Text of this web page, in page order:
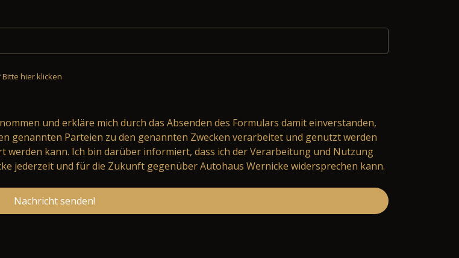
Bitte hier klicken
und erkläre mich durch das Absenden des Formulars damit einverstanden,
genannten Parteien zu den genannten Zwecken verarbeitet und genutzt werden
kann. Ich bin darüber informiert, dass ich der Verarbeitung und Nutzung
jederzeit und für die Zukunft gegenüber Autohaus Wernicke widersprechen kann.
Nachricht senden!